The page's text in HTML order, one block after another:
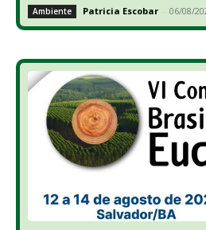
Ambiente Patricia Escobar - 06/08/